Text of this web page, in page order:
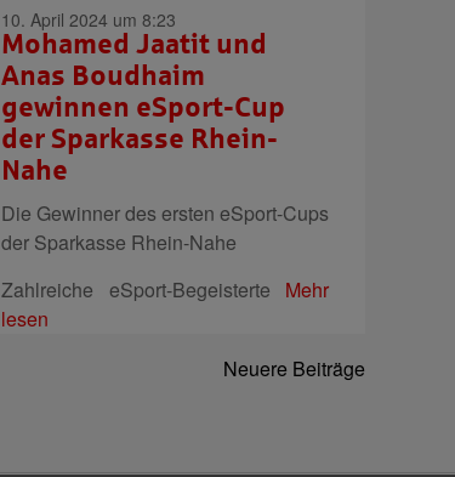
10. April 2024 um 8:23
Mohamed Jaatit und
Anas Boudhaim
gewinnen eSport-Cup
der Sparkasse Rhein-
Nahe
Die Gewinner des ersten eSport-Cups
der Sparkasse Rhein-Nahe
Zahlreiche eSport-Begeisterte Mehr
lesen
Neuere Beiträge